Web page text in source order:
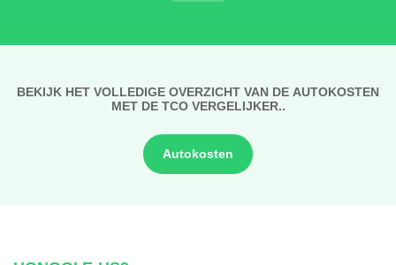
BEKIJK HET VOLLEDIGE OVERZICHT VAN DE AUTOKOSTEN
MET DE TCO VERGELIJKER..
Autokosten